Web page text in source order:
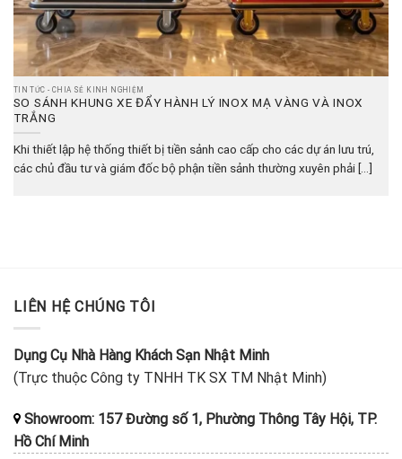
TIN TỨC - CHIA SẺ KINH NGHIỆM
SO SÁNH KHUNG XE ĐẨY HÀNH LÝ INOX MẠ VÀNG VÀ INOX
TRẮNG
Khi thiết lập hệ thống thiết bị tiền sảnh cao cấp cho các dự án lưu trú,
các chủ đầu tư và giám đốc bộ phận tiền sảnh thường xuyên phải [...]
LIÊN HỆ CHÚNG TÔI
Dụng Cụ Nhà Hàng Khách Sạn Nhật Minh
(Trực thuộc Công ty TNHH TK SX TM Nhật Minh)
Showroom: 157 Đường số 1, Phường Thông Tây Hội, TP.
Hồ Chí Minh